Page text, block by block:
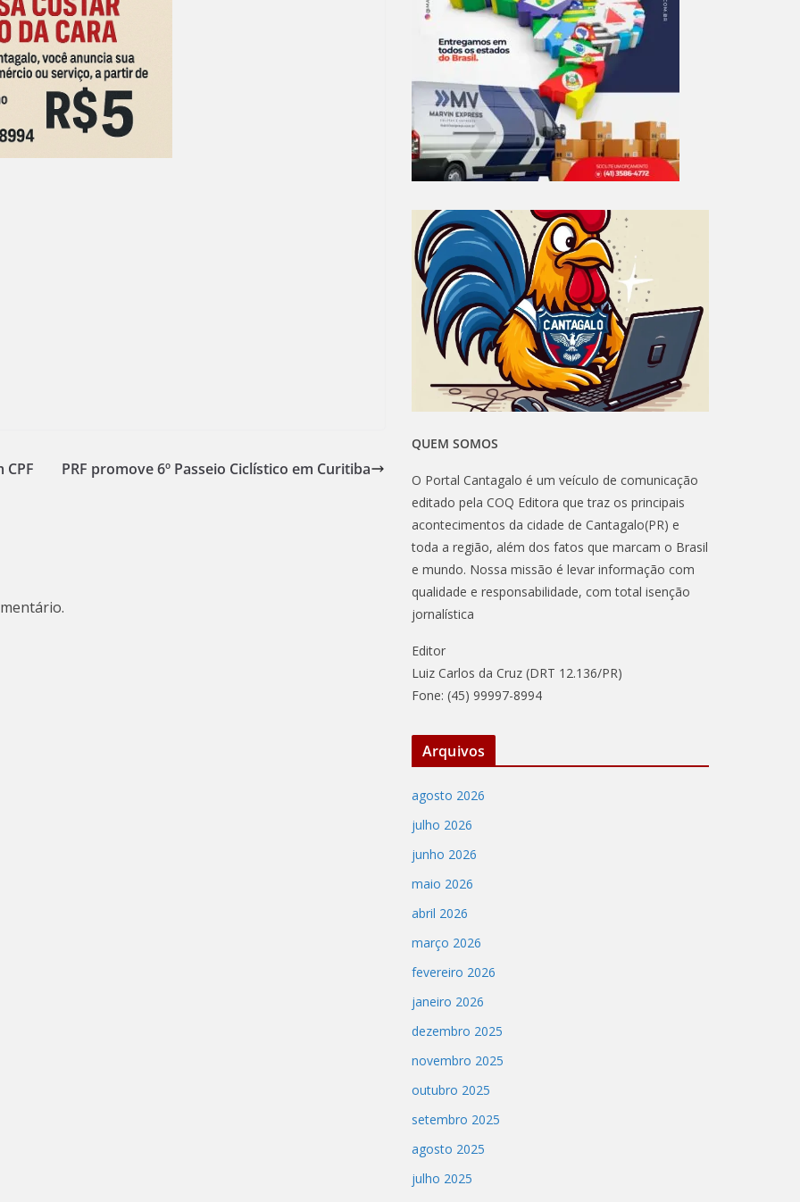
PRF promove 6º Passeio Ciclístico em Curitiba
QUEM SOMOS
O Portal Cantagalo é um veículo de comunicação
editado pela COQ Editora que traz os principais
acontecimentos da cidade de Cantagalo(PR) e
toda a região, além dos fatos que marcam o Brasil
e mundo. Nossa missão é levar informação com
qualidade e responsabilidade, com total isenção
jornalística
Editor
Luiz Carlos da Cruz (DRT 12.136/PR)
Fone: (45) 99997-8994
Arquivos
agosto 2026
julho 2026
junho 2026
maio 2026
abril 2026
março 2026
fevereiro 2026
janeiro 2026
dezembro 2025
novembro 2025
outubro 2025
setembro 2025
agosto 2025
julho 2025